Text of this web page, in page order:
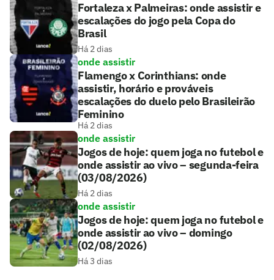
Fortaleza x Palmeiras: onde assistir e
escalações do jogo pela Copa do
Brasil
Há 2 dias
onde assistir
Flamengo x Corinthians: onde
assistir, horário e prováveis
escalações do duelo pelo Brasileirão
Feminino
Há 2 dias
onde assistir
Jogos de hoje: quem joga no futebol e
onde assistir ao vivo – segunda-feira
(03/08/2026)
Há 2 dias
onde assistir
Jogos de hoje: quem joga no futebol e
onde assistir ao vivo – domingo
(02/08/2026)
Há 3 dias